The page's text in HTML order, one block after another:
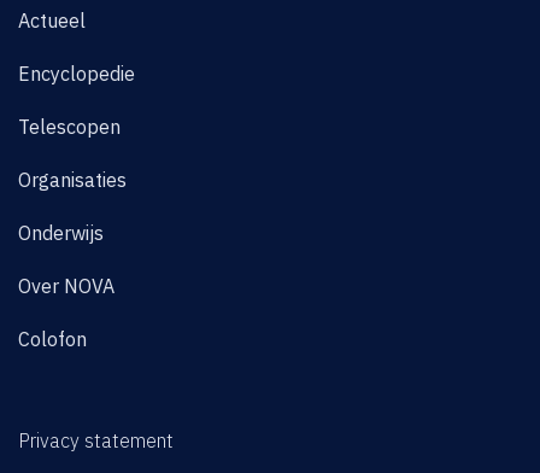
Actueel
Encyclopedie
Telescopen
Organisaties
Onderwijs
Over NOVA
Colofon
Privacy statement